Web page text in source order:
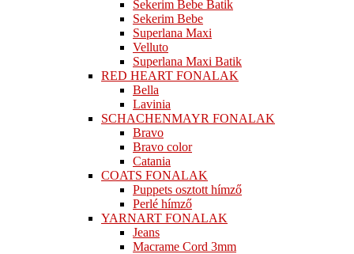
Sekerim Bebe Batik
Sekerim Bebe
Superlana Maxi
Velluto
Superlana Maxi Batik
RED HEART FONALAK
Bella
Lavinia
SCHACHENMAYR FONALAK
Bravo
Bravo color
Catania
COATS FONALAK
Puppets osztott hímző
Perlé hímző
YARNART FONALAK
Jeans
Macrame Cord 3mm